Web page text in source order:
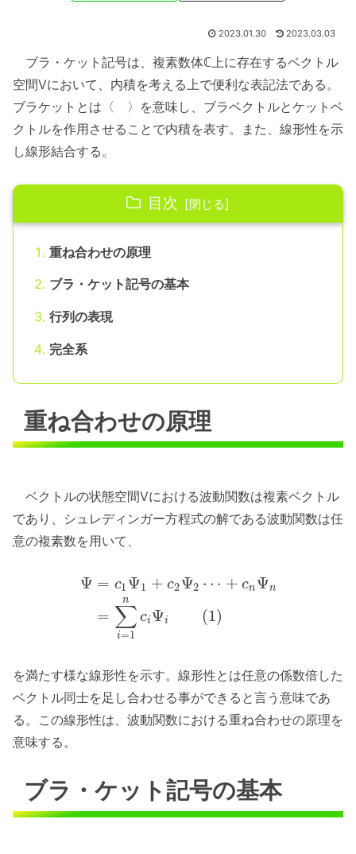
2023.01.30 2023.03.03
ブラ・ケット記号は、複素数体ℂ上に存在するベクトル
空間Vにおいて、内積を考える上で便利な表記法である。
ブラケットとは〈 〉を意味し、ブラベクトルとケットベ
クトルを作用させることで内積を表す。また、線形性を示
し線形結合する。
目次
重ね合わせの原理
ブラ・ケット記号の基本
行列の表現
完全系
重ね合わせの原理
ベクトルの状態空間Vにおける波動関数は複素ベクトル
であり、シュレディンガー方程式の解である波動関数は任
意の複素数を用いて、
Ψ = c1 Ψ1 + c2Ψ2 ⋯ + cn Ψn
= ∑
i=1
n
ci Ψi (1)
を満たす様な線形性を示す。線形性とは任意の係数倍した
ベクトル同士を足し合わせる事ができると言う意味であ
る。この線形性は、波動関数における重ね合わせの原理を
意味する。
ブラ・ケット記号の基本